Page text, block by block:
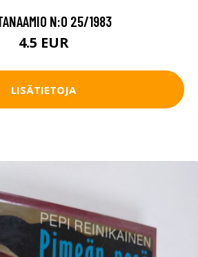
N:O 25/1983
4.5 EUR
LISÄTIETOJA